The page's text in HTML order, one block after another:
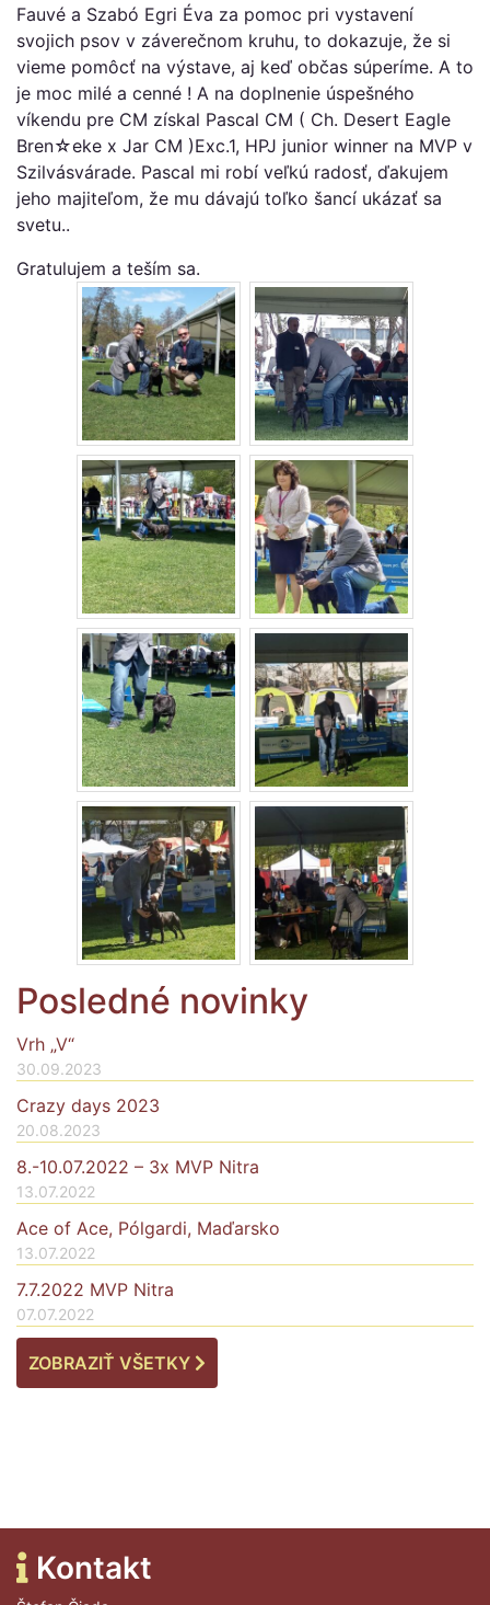
Fauvé a Szabó Egri Éva za pomoc pri vystavení
svojich psov v záverečnom kruhu, to dokazuje, že si
vieme pomôcť na výstave, aj keď občas súperíme. A to
je moc milé a cenné ! A na doplnenie úspešného
víkendu pre CM získal Pascal CM ( Ch. Desert Eagle
Bren☆eke x Jar CM )Exc.1, HPJ junior winner na MVP v
Szilvásvárade. Pascal mi robí veľkú radosť, ďakujem
jeho majiteľom, že mu dávajú toľko šancí ukázať sa
svetu..
Gratulujem a teším sa.
Posledné novinky
Vrh „V“
30.09.2023
Crazy days 2023
20.08.2023
8.-10.07.2022 – 3x MVP Nitra
13.07.2022
Ace of Ace, Pólgardi, Maďarsko
13.07.2022
7.7.2022 MVP Nitra
07.07.2022
ZOBRAZIŤ VŠETKY
Kontakt